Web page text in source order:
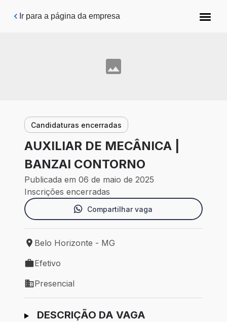
Pular para o conteúdo principal
Ir para a página da empresa
Candidaturas encerradas
AUXILIAR DE MECÂNICA |
BANZAI CONTORNO
Publicada em 06 de maio de 2025
Inscrições encerradas
Compartilhar vaga
Local de trabalho: Belo Horizonte - MG
Belo Horizonte - MG
Tipo de vaga: Efetivo
Efetivo
Modelo de trabalho: Presencial
Presencial
Ir para candidatura
DESCRIÇÃO DA VAGA